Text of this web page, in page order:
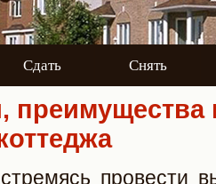
Сдать Снять
преимущества
провести